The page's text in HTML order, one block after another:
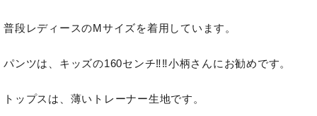
普段レディースのMサイズを着用しています。
パンツは、キッズの160センチ‼️‼️小柄さんにお勧めです。
トップスは、薄いトレーナー生地です。